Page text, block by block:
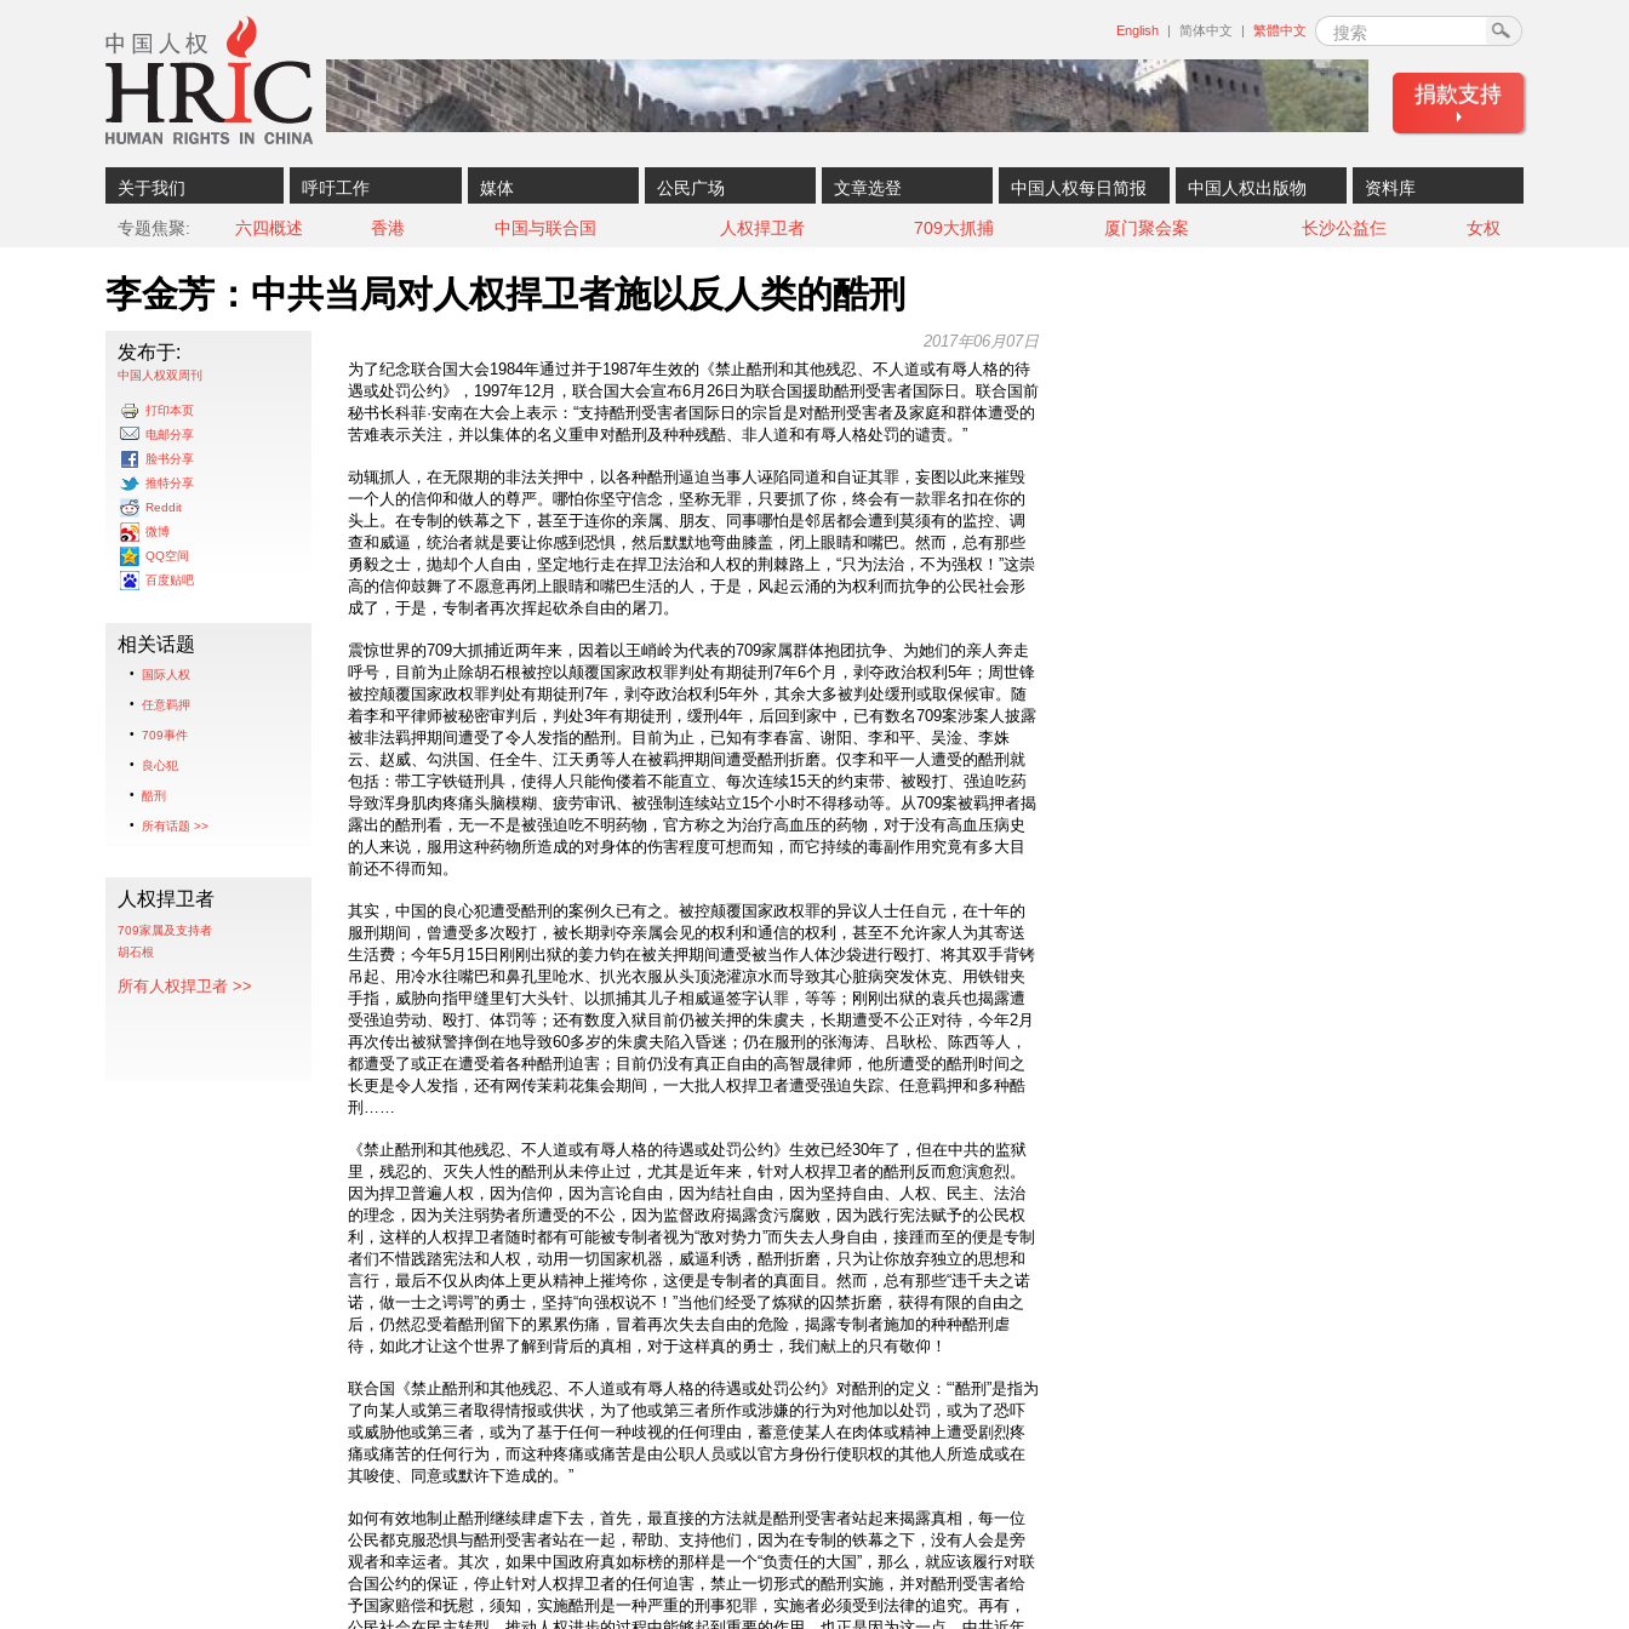
搜索
English 简体中文 繁體中文
捐款支持
关于我们 呼吁工作 媒体 公民广场 文章选登 中国人权每日简报 中国人权出版物 资料库
专题焦聚 六四概述 香港 中国与联合国 人权捍卫者 709大抓捕 厦门聚会案 长沙公益仨 女权
李金芳：中共当局对人权捍卫者施以反人类的酷刑
发布于:
中国人权双周刊
打印本页
电邮分享
脸书分享
推特分享
Reddit
微博
QQ空间
百度贴吧
相关话题
国际人权
任意羁押
709事件
良心犯
酷刑
所有话题 >>
人权捍卫者
709家属及支持者
胡石根
所有人权捍卫者 >>
2017年06月07日
为了纪念联合国大会1984年通过并于1987年生效的《禁止酷刑和其他残忍、不人道或有辱人格的待
遇或处罚公约》，1997年12月，联合国大会宣布6月26日为联合国援助酷刑受害者国际日。联合国前
秘书长科菲·安南在大会上表示：“支持酷刑受害者国际日的宗旨是对酷刑受害者及家庭和群体遭受的
苦难表示关注，并以集体的名义重申对酷刑及种种残酷、非人道和有辱人格处罚的谴责。”
动辄抓人，在无限期的非法关押中，以各种酷刑逼迫当事人诬陷同道和自证其罪，妄图以此来摧毁
一个人的信仰和做人的尊严。哪怕你坚守信念，坚称无罪，只要抓了你，终会有一款罪名扣在你的
头上。在专制的铁幕之下，甚至于连你的亲属、朋友、同事哪怕是邻居都会遭到莫须有的监控、调
查和威逼，统治者就是要让你感到恐惧，然后默默地弯曲膝盖，闭上眼睛和嘴巴。然而，总有那些
勇毅之士，抛却个人自由，坚定地行走在捍卫法治和人权的荆棘路上，“只为法治，不为强权！”这崇
高的信仰鼓舞了不愿意再闭上眼睛和嘴巴生活的人，于是，风起云涌的为权利而抗争的公民社会形
成了，于是，专制者再次挥起砍杀自由的屠刀。
震惊世界的709大抓捕近两年来，因着以王峭岭为代表的709家属群体抱团抗争、为她们的亲人奔走
呼号，目前为止除胡石根被控以颠覆国家政权罪判处有期徒刑7年6个月，剥夺政治权利5年；周世锋
被控颠覆国家政权罪判处有期徒刑7年，剥夺政治权利5年外，其余大多被判处缓刑或取保候审。随
着李和平律师被秘密审判后，判处3年有期徒刑，缓刑4年，后回到家中，已有数名709案涉案人披露
被非法羁押期间遭受了令人发指的酷刑。目前为止，已知有李春富、谢阳、李和平、吴淦、李姝
云、赵威、勾洪国、任全牛、江天勇等人在被羁押期间遭受酷刑折磨。仅李和平一人遭受的酷刑就
包括：带工字铁链刑具，使得人只能佝偻着不能直立、每次连续15天的约束带、被殴打、强迫吃药
导致浑身肌肉疼痛头脑模糊、疲劳审讯、被强制连续站立15个小时不得移动等。从709案被羁押者揭
露出的酷刑看，无一不是被强迫吃不明药物，官方称之为治疗高血压的药物，对于没有高血压病史
的人来说，服用这种药物所造成的对身体的伤害程度可想而知，而它持续的毒副作用究竟有多大目
前还不得而知。
其实，中国的良心犯遭受酷刑的案例久已有之。被控颠覆国家政权罪的异议人士任自元，在十年的
服刑期间，曾遭受多次殴打，被长期剥夺亲属会见的权利和通信的权利，甚至不允许家人为其寄送
生活费；今年5月15日刚刚出狱的姜力钧在被关押期间遭受被当作人体沙袋进行殴打、将其双手背铐
吊起、用冷水往嘴巴和鼻孔里呛水、扒光衣服从头顶浇灌凉水而导致其心脏病突发休克、用铁钳夹
手指，威胁向指甲缝里钉大头针、以抓捕其儿子相威逼签字认罪，等等；刚刚出狱的袁兵也揭露遭
受强迫劳动、殴打、体罚等；还有数度入狱目前仍被关押的朱虞夫，长期遭受不公正对待，今年2月
再次传出被狱警摔倒在地导致60多岁的朱虞夫陷入昏迷；仍在服刑的张海涛、吕耿松、陈西等人，
都遭受了或正在遭受着各种酷刑迫害；目前仍没有真正自由的高智晟律师，他所遭受的酷刑时间之
长更是令人发指，还有网传茉莉花集会期间，一大批人权捍卫者遭受强迫失踪、任意羁押和多种酷
刑……
《禁止酷刑和其他残忍、不人道或有辱人格的待遇或处罚公约》生效已经30年了，但在中共的监狱
里，残忍的、灭失人性的酷刑从未停止过，尤其是近年来，针对人权捍卫者的酷刑反而愈演愈烈。
因为捍卫普遍人权，因为信仰，因为言论自由，因为结社自由，因为坚持自由、人权、民主、法治
的理念，因为关注弱势者所遭受的不公，因为监督政府揭露贪污腐败，因为践行宪法赋予的公民权
利，这样的人权捍卫者随时都有可能被专制者视为“敌对势力”而失去人身自由，接踵而至的便是专制
者们不惜践踏宪法和人权，动用一切国家机器，威逼利诱，酷刑折磨，只为让你放弃独立的思想和
言行，最后不仅从肉体上更从精神上摧垮你，这便是专制者的真面目。然而，总有那些“违千夫之诺
诺，做一士之谔谔”的勇士，坚持“向强权说不！”当他们经受了炼狱的囚禁折磨，获得有限的自由之
后，仍然忍受着酷刑留下的累累伤痛，冒着再次失去自由的危险，揭露专制者施加的种种酷刑虐
待，如此才让这个世界了解到背后的真相，对于这样真的勇士，我们献上的只有敬仰！
联合国《禁止酷刑和其他残忍、不人道或有辱人格的待遇或处罚公约》对酷刑的定义：“‘酷刑”是指为
了向某人或第三者取得情报或供状，为了他或第三者所作或涉嫌的行为对他加以处罚，或为了恐吓
或威胁他或第三者，或为了基于任何一种歧视的任何理由，蓄意使某人在肉体或精神上遭受剧烈疼
痛或痛苦的任何行为，而这种疼痛或痛苦是由公职人员或以官方身份行使职权的其他人所造成或在
其唆使、同意或默许下造成的。”
如何有效地制止酷刑继续肆虐下去，首先，最直接的方法就是酷刑受害者站起来揭露真相，每一位
公民都克服恐惧与酷刑受害者站在一起，帮助、支持他们，因为在专制的铁幕之下，没有人会是旁
观者和幸运者。其次，如果中国政府真如标榜的那样是一个“负责任的大国”，那么，就应该履行对联
合国公约的保证，停止针对人权捍卫者的任何迫害，禁止一切形式的酷刑实施，并对酷刑受害者给
予国家赔偿和抚慰，须知，实施酷刑是一种严重的刑事犯罪，实施者必须受到法律的追究。再有，